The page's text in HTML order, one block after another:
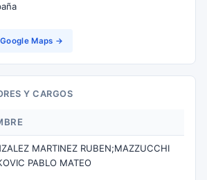
Maps →
Y CARGOS
MARTINEZ RUBEN;MAZZUCCHI
PABLO MATEO